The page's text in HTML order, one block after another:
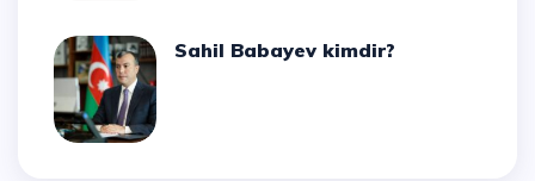
Sahil Babayev kimdir?